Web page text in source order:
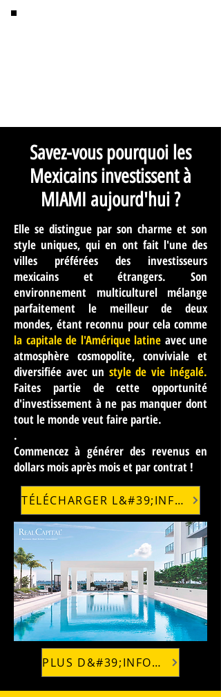
Savez-vous pourquoi les
Mexicains investissent à
MIAMI aujourd'hui ?
Elle se distingue par son charme et son
style uniques, qui en ont fait l'une des
villes préférées des investisseurs
mexicains et étrangers. Son
environnement multiculturel mélange
parfaitement le meilleur de deux
mondes, étant reconnu pour cela comme
la capitale de l'Amérique latine avec une
atmosphère cosmopolite, conviviale et
diversifiée avec un style de vie inégalé.
Faites partie de cette opportunité
d'investissement à ne pas manquer dont
tout le monde veut faire partie.
.
Commencez à générer des revenus en
dollars mois après mois et par contrat !
TÉLÉCHARGER L&#39;INFORMATION
PLUS D&#39;INFORMATIONS